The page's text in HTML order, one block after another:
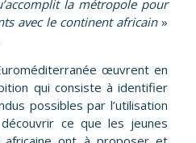
la métropole pour
avec le continent africain »
œuvrent en
qui consiste à identifier
possibles par l’utilisation
ce que les jeunes